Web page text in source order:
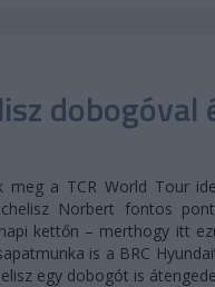
meg a TCR World Tour
Norbert fontos
kettőn – merthogy itt
is a BRC
egy dobogót is